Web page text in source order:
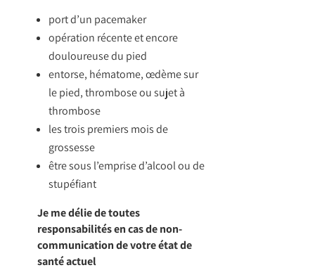
port d’un pacemaker
opération récente et encore
douloureuse du pied
entorse, hématome, œdème sur
le pied, thrombose ou sujet à
thrombose
les trois premiers mois de
grossesse
être sous l’emprise d’alcool ou de
stupéfiant
Je me délie de toutes
responsabilités en cas de non-
communication de votre état de
santé actuel